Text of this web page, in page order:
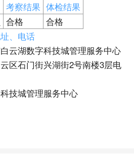
考察结果 体检结果
合格
合格
、电话
湖数字科技城管理服务中心
区石门街兴湖街2号南楼3层电
技城管理服务中心